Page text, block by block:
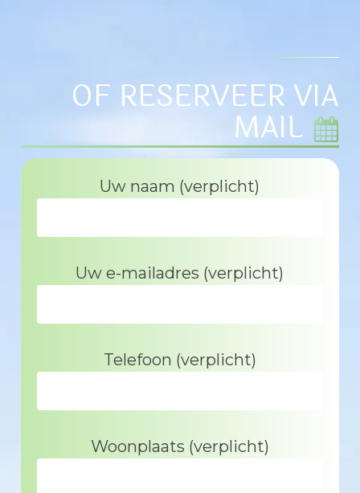
OF RESERVEER VIA
MAIL
Uw naam (verplicht)
Uw e-mailadres (verplicht)
Telefoon (verplicht)
Woonplaats (verplicht)